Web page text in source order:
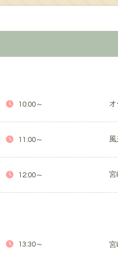
10:00～
11:00～ 風
12:00～ 宮
13:30～ 宮